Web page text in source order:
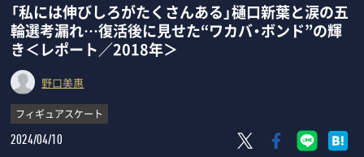
「私には伸びしろがたくさんある」樋口新葉と涙の五
輪選考漏れ…復活後に見せた“ワカバ・ボンド”の輝
き＜レポート／2018年＞
野口美惠
フィギュアスケート
2024/04/10